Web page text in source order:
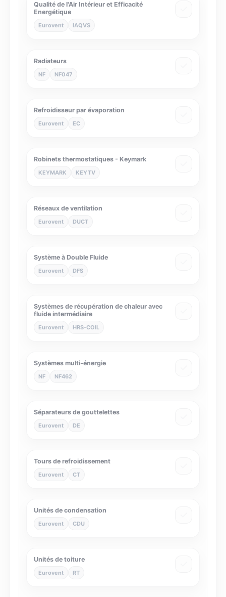
Qualité de l'Air Intérieur et Efficacité
Energétique
Eurovent IAQVS
Radiateurs
NF NF047
Refroidisseur par évaporation
Eurovent EC
Robinets thermostatiques - Keymark
KEYMARK KEYTV
Réseaux de ventilation
Eurovent DUCT
Système à Double Fluide
Eurovent DFS
Systèmes de récupération de chaleur avec
fluide intermédiaire
Eurovent HRS-COIL
Systèmes multi-énergie
NF NF462
Séparateurs de gouttelettes
Eurovent DE
Tours de refroidissement
Eurovent CT
Unités de condensation
Eurovent CDU
Unités de toiture
Eurovent RT